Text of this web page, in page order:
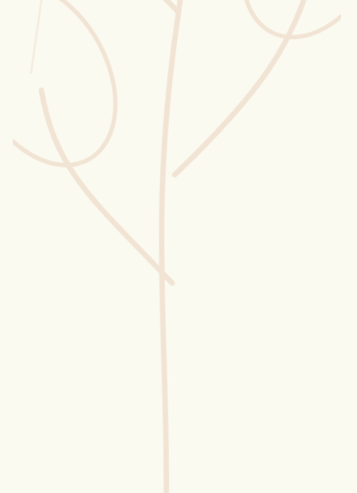
Challenges
Wusstest du?
Sammlungen
Selber machen